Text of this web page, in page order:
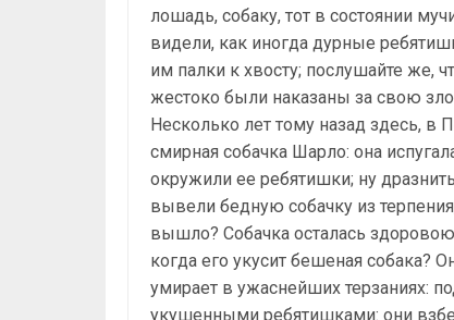
лошадь, собаку, тот в состоянии
видели, как иногда дурные
им палки к хвосту; послушайте же,
жестоко были наказаны за свою
Несколько лет тому назад здесь, в
смирная собачка Шарло: она
окружили ее ребятишки; ну
вывели бедную собачку из
вышло? Собачка осталась
когда его укусит бешеная собака?
умирает в ужаснейших терзаниях:
укушенными ребятишками: они